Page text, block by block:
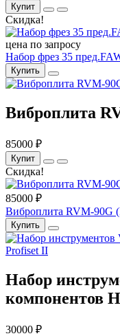
Купит
Скидка!
цена по запросу
Набор фрез 35
Купить
Виброплита
85000 ₽
Купит
Скидка!
85000 ₽
Виброплита RVM-90G
Купить
Набор
компонентов
30000 ₽